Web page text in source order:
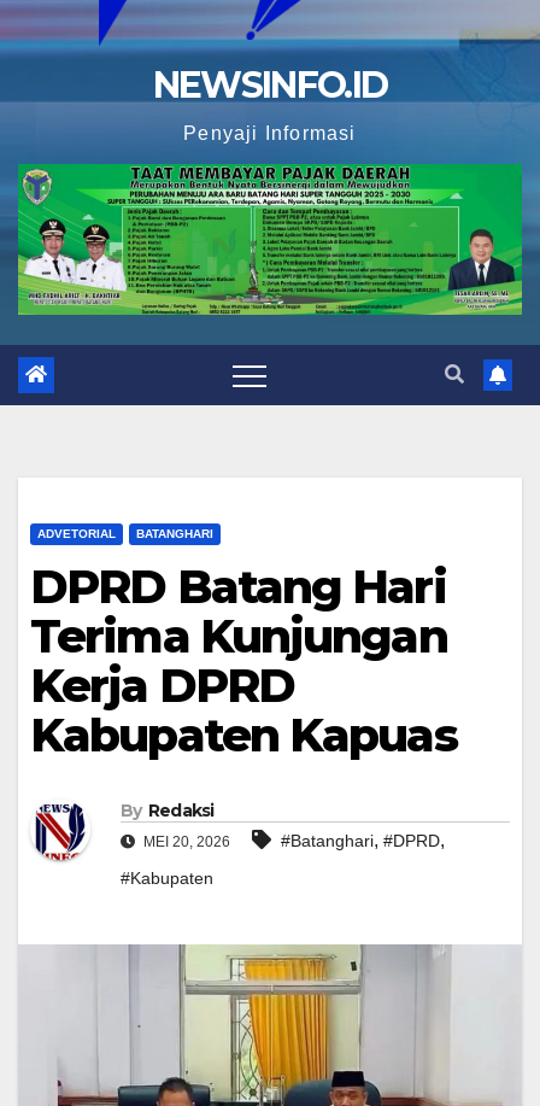
NEWSINFO.ID
Penyaji Informasi
ADVETORIAL BATANGHARI
DPRD Batang Hari
Terima Kunjungan
Kerja DPRD
Kabupaten Kapuas
By Redaksi
MEI 20, 2026 #Batanghari, #DPRD,
#Kabupaten